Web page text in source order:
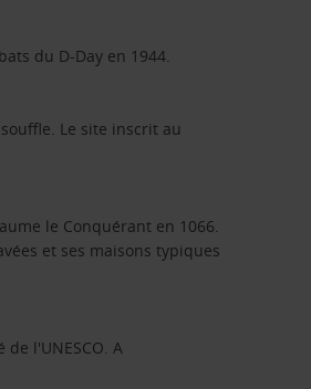
du D-Day en 1944.
Le site inscrit au
le Conquérant en 1066.
et ses maisons typiques
l'UNESCO. A